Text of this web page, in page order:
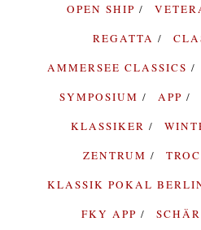
OPEN SHIP
REGATTA
AMMERSEE CLASSICS
SYMPOSIUM
APP
KLASSIKER
ZENTRUM
KLASSIK POKAL
FKY APP